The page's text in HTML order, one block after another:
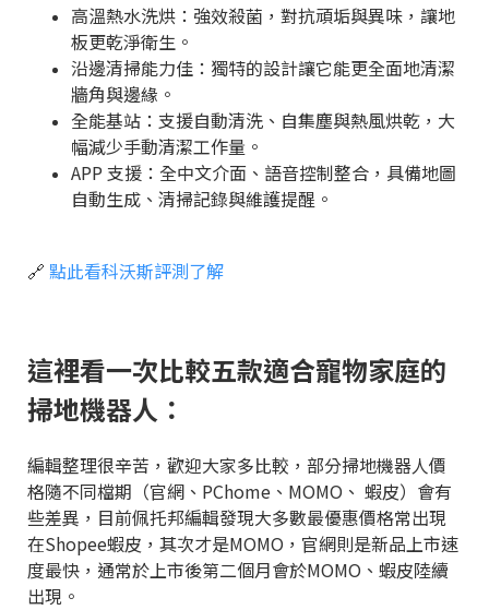
高溫熱水洗烘：強效殺菌，對抗頑垢與異味，讓地
板更乾淨衛生。
沿邊清掃能力佳：獨特的設計讓它能更全面地清潔
牆角與邊緣。
全能基站：支援自動清洗、自集塵與熱風烘乾，大
幅減少手動清潔工作量。
APP 支援：全中文介面、語音控制整合，具備地圖
自動生成、清掃記錄與維護提醒。
🔗 點此看科沃斯評測了解
這裡看一次比較五款適合寵物家庭的
掃地機器人：
編輯整理很辛苦，歡迎大家多比較，部分掃地機器人價
格隨不同檔期（官網、PChome、MOMO、 蝦皮）會有
些差異，目前佩托邦編輯發現大多數最優惠價格常出現
在Shopee蝦皮，其次才是MOMO，官網則是新品上市速
度最快，通常於上市後第二個月會於MOMO、蝦皮陸續
出現。